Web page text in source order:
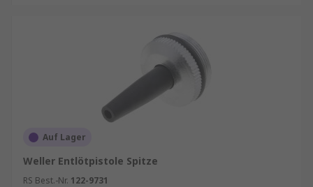
Auf Lager
Weller Entlötpistole Spitze
RS Best.-Nr. 122-9731